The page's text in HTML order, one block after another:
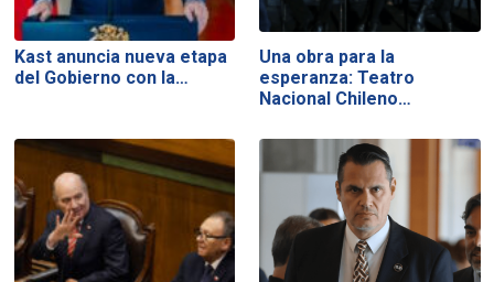
Kast anuncia nueva etapa
del Gobierno con la…
Una obra para la
esperanza: Teatro
Nacional Chileno…